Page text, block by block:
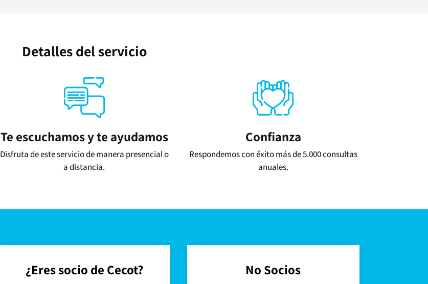
Detalles del servicio
Te escuchamos y te ayudamos
Disfruta de este servicio de manera presencial o
a distancia.
Confianza
Respondemos con éxito más de 5.000 consultas
anuales.
¿Eres socio de Cecot? No Socios